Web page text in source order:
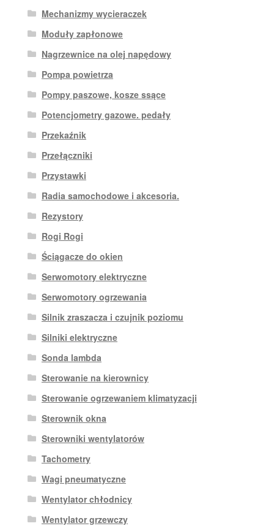
Mechanizmy wycieraczek
Moduły zapłonowe
Nagrzewnice na olej napędowy
Pompa powietrza
Pompy paszowe, kosze ssące
Potencjometry gazowe. pedały
Przekaźnik
Przełączniki
Przystawki
Radia samochodowe i akcesoria.
Rezystory
Rogi Rogi
Ściągacze do okien
Serwomotory elektryczne
Serwomotory ogrzewania
Silnik zraszacza i czujnik poziomu
Silniki elektryczne
Sonda lambda
Sterowanie na kierownicy
Sterowanie ogrzewaniem klimatyzacji
Sterownik okna
Sterowniki wentylatorów
Tachometry
Wagi pneumatyczne
Wentylator chłodnicy
Wentylator grzewczy